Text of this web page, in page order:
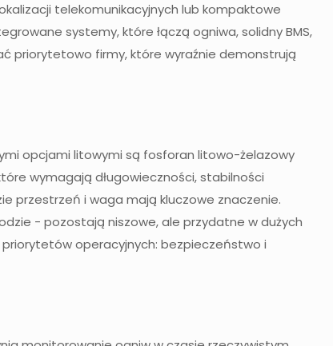
telekomunikacyjnych lub kompaktowe
systemy, które łączą ogniwa, solidny BMS,
priorytetowo firmy, które wyraźnie demonstrują
opcjami litowymi są fosforan litowo-żelazowy
wymagają długowieczności, stabilności
przestrzeń i waga mają kluczowe znaczenie.
- pozostają niszowe, ale przydatne w dużych
operacyjnych: bezpieczeństwo i